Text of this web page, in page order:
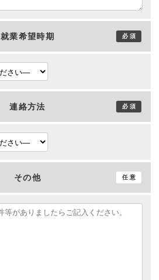
就業希望時期
連絡方法
その他